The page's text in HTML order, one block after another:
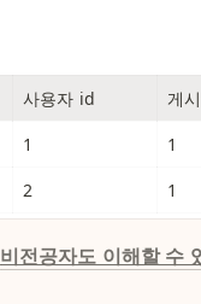
사용자 id
게
1
1
2 1
비전공자도 이해할 수